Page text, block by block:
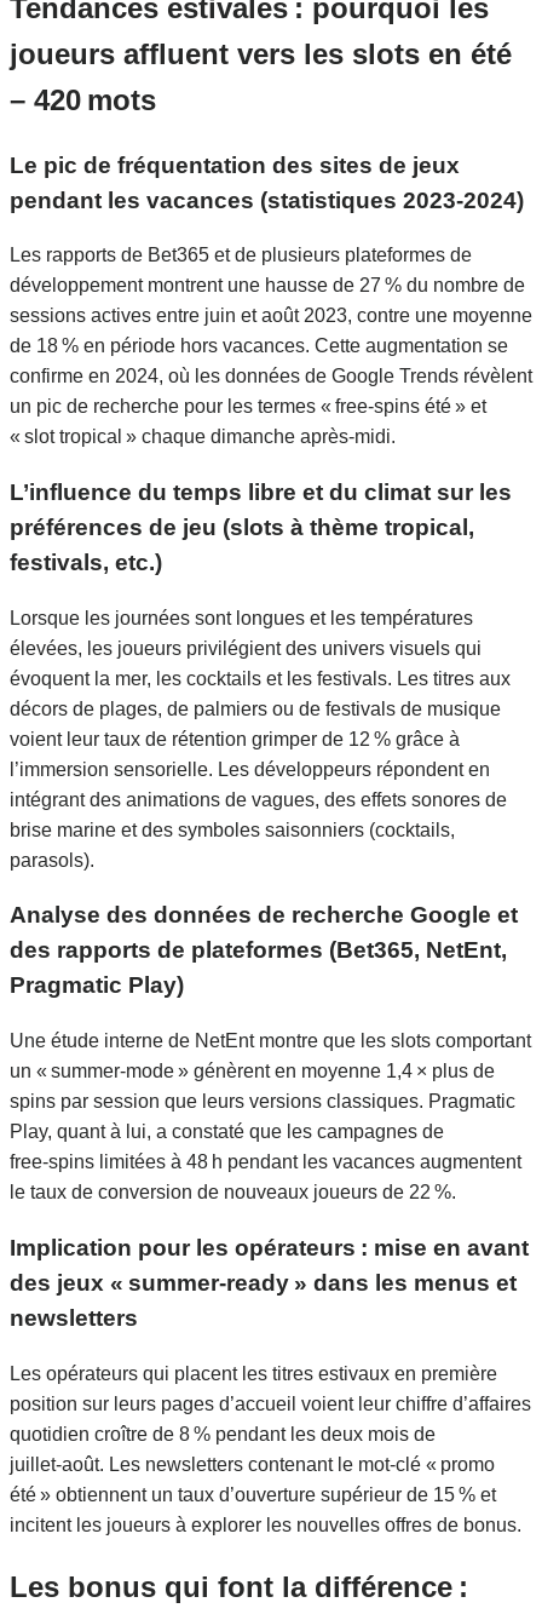
Tendances estivales : pourquoi les
joueurs affluent vers les slots en été
– 420 mots
Le pic de fréquentation des sites de jeux
pendant les vacances (statistiques 2023‑2024)
Les rapports de Bet365 et de plusieurs plateformes de
développement montrent une hausse de 27 % du nombre de
sessions actives entre juin et août 2023, contre une moyenne
de 18 % en période hors vacances. Cette augmentation se
confirme en 2024, où les données de Google Trends révèlent
un pic de recherche pour les termes « free‑spins été » et
« slot tropical » chaque dimanche après-midi.
L’influence du temps libre et du climat sur les
préférences de jeu (slots à thème tropical,
festivals, etc.)
Lorsque les journées sont longues et les températures
élevées, les joueurs privilégient des univers visuels qui
évoquent la mer, les cocktails et les festivals. Les titres aux
décors de plages, de palmiers ou de festivals de musique
voient leur taux de rétention grimper de 12 % grâce à
l’immersion sensorielle. Les développeurs répondent en
intégrant des animations de vagues, des effets sonores de
brise marine et des symboles saisonniers (cocktails,
parasols).
Analyse des données de recherche Google et
des rapports de plateformes (Bet365, NetEnt,
Pragmatic Play)
Une étude interne de NetEnt montre que les slots comportant
un « summer‑mode » génèrent en moyenne 1,4 × plus de
spins par session que leurs versions classiques. Pragmatic
Play, quant à lui, a constaté que les campagnes de
free‑spins limitées à 48 h pendant les vacances augmentent
le taux de conversion de nouveaux joueurs de 22 %.
Implication pour les opérateurs : mise en avant
des jeux « summer‑ready » dans les menus et
newsletters
Les opérateurs qui placent les titres estivaux en première
position sur leurs pages d’accueil voient leur chiffre d’affaires
quotidien croître de 8 % pendant les deux mois de
juillet‑août. Les newsletters contenant le mot‑clé « promo
été » obtiennent un taux d’ouverture supérieur de 15 % et
incitent les joueurs à explorer les nouvelles offres de bonus.
Les bonus qui font la différence :